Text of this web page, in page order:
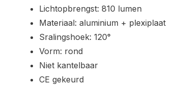
Lichtopbrengst: 810 lumen
Materiaal: aluminium + plexiplaat
Sralingshoek: 120°
Vorm: rond
Niet kantelbaar
CE gekeurd